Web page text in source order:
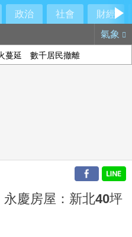
政治 社會
財經
氣象
蔓延 數千居民撤離
慶房屋：新北40坪